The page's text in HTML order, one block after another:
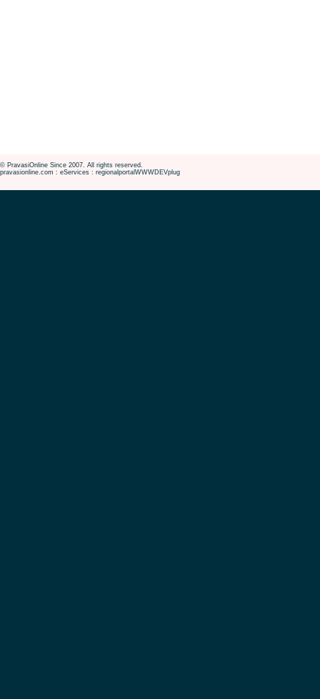
© PravasiOnline Since 2007. All rights reserved.
pravasionline.com : eServices : regionalportalWWWDEVplug